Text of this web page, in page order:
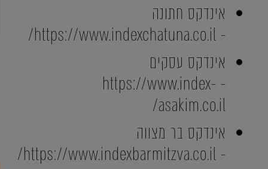
אינדקס חתונה
- https://www.indexchatuna.co.il/
אינדקס עסקים
- https://www.index-
asakim.co.il/
אינדקס בר מצווה
- https://www.indexbarmitzva.co.il/